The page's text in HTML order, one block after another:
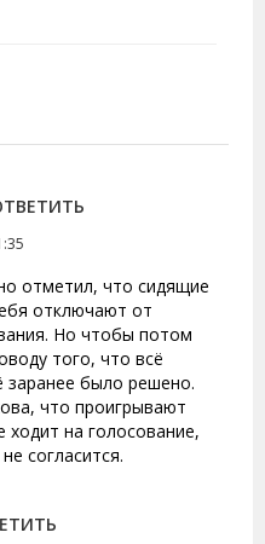
отметил, что сидящие
отключают от
Но чтобы потом
того, что всё
заранее было решено.
что проигрывают
ходит на голосование,
согласится.